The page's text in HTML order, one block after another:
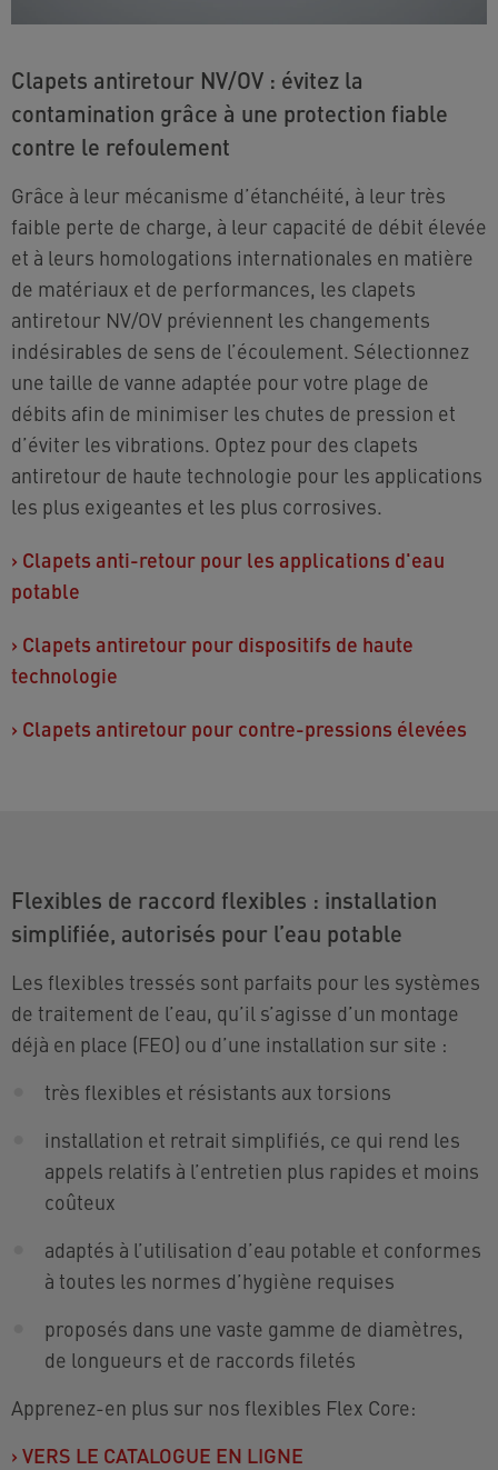
Clapets antiretour NV/OV : évitez la
contamination grâce à une protection fiable
contre le refoulement
Grâce à leur mécanisme d’étanchéité, à leur très
faible perte de charge, à leur capacité de débit élevée
et à leurs homologations internationales en matière
de matériaux et de performances, les clapets
antiretour NV/OV préviennent les changements
indésirables de sens de l’écoulement. Sélectionnez
une taille de vanne adaptée pour votre plage de
débits afin de minimiser les chutes de pression et
d’éviter les vibrations. Optez pour des clapets
antiretour de haute technologie pour les applications
les plus exigeantes et les plus corrosives.
› Clapets anti-retour pour les applications d'eau
potable
› Clapets antiretour pour dispositifs de haute
technologie
› Clapets antiretour pour contre-pressions élevées
Flexibles de raccord flexibles : installation
simplifiée, autorisés pour l’eau potable
Les flexibles tressés sont parfaits pour les systèmes
de traitement de l’eau, qu’il s’agisse d’un montage
déjà en place (FEO) ou d’une installation sur site :
très flexibles et résistants aux torsions
installation et retrait simplifiés, ce qui rend les
appels relatifs à l’entretien plus rapides et moins
coûteux
adaptés à l’utilisation d’eau potable et conformes
à toutes les normes d’hygiène requises
proposés dans une vaste gamme de diamètres,
de longueurs et de raccords filetés
Apprenez-en plus sur nos flexibles Flex Core:
› VERS LE CATALOGUE EN LIGNE